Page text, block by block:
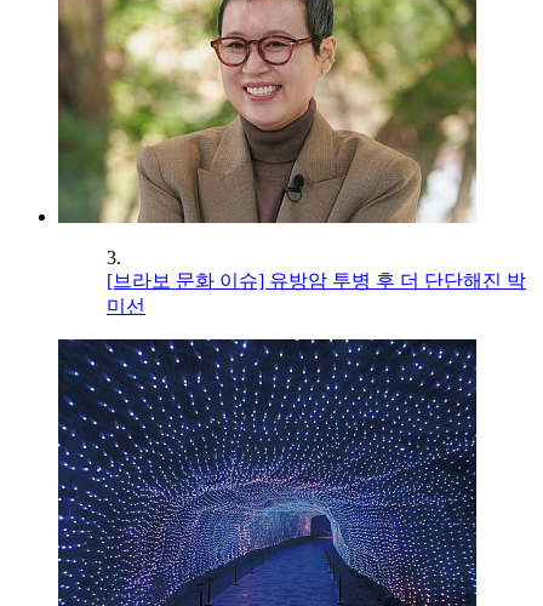
3.
[브라보 문화 이슈] 유방암 투병 후 더 단단해진 박
미선